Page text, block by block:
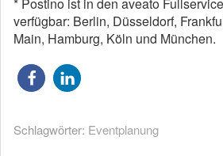
verfügbar: Berlin, Düsseldorf,
Main, Hamburg, Köln und München.
Schlagwörter: Eventplanung